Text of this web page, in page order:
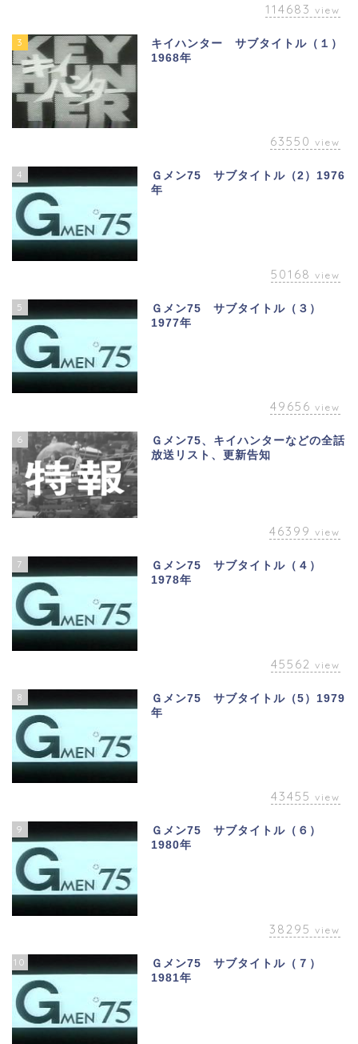
114683 view
3
キイハンター サブタイトル（１）
1968年
63550 view
4
Ｇメン75 サブタイトル（2）1976
年
50168 view
5
Ｇメン75 サブタイトル（３）
1977年
49656 view
6
Ｇメン75、キイハンターなどの全話
放送リスト、更新告知
46399 view
7
Ｇメン75 サブタイトル（４）
1978年
45562 view
8
Ｇメン75 サブタイトル（5）1979
年
43455 view
9
Ｇメン75 サブタイトル（６）
1980年
38295 view
10
Ｇメン75 サブタイトル（７）
1981年